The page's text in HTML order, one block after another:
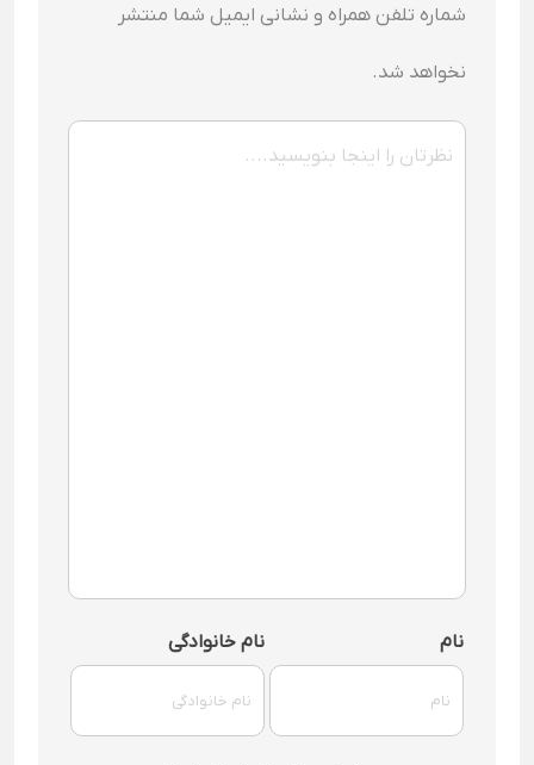
شماره تلفن همراه و نشانی ایمیل شما منتشر
نخواهد شد.
نام نام خانوادگی